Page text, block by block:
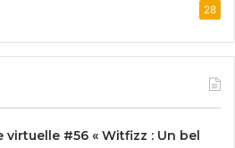
28
virtuelle #56 « Witfizz : Un bel